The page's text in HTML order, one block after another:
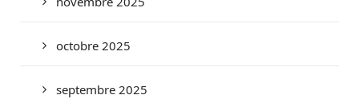
octobre 2025
septembre 2025